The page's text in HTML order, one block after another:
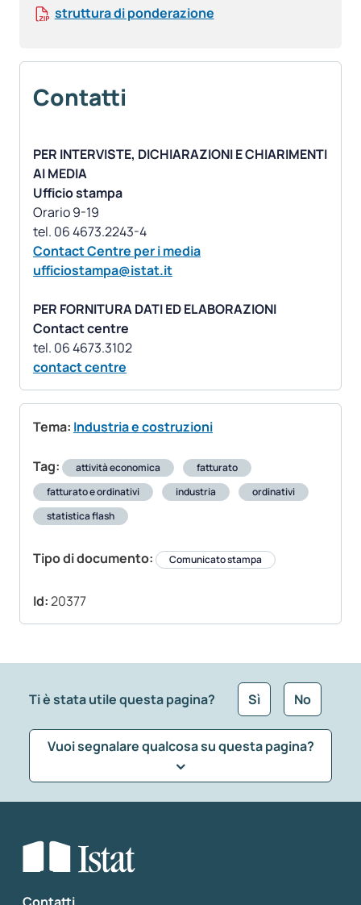
struttura di ponderazione
Contatti
PER INTERVISTE, DICHIARAZIONI E CHIARIMENTI
AI MEDIA
Ufficio stampa
Orario 9-19
Contact Centre per i media
ufficiostampa@istat.it
PER FORNITURA DATI ED ELABORAZIONI
Contact centre
contact centre
Tema: Industria e costruzioni
Tag: attività economica
fatturato
fatturato e ordinativi
industria
ordinativi
statistica flash
Tipo di documento: Comunicato stampa
Id:20377
Ti è stata utile questa pagina? Sì No
Vuoi segnalare qualcosa su questa pagina?
Seleziona la tipologia della segnalazione
Inserisci il tuo commento
Contatti